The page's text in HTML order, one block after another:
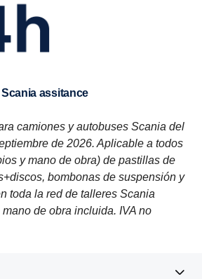
scania assitance
camiones y autobuses Scania del
de 2026. Aplicable a todos
y mano de obra) de pastillas de
bombonas de suspensión y
toda la red de talleres Scania
de obra incluida. IVA no